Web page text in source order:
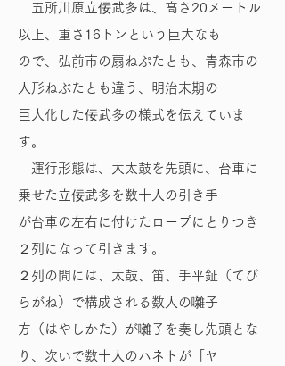
五所川原立佞武多は、高さ20メートル
以上、重さ16トンという巨大なも
ので、弘前市の扇ねぷたとも、青森市の
人形ねぶたとも違う、明治末期の
巨大化した佞武多の様式を伝えていま
す。
運行形態は、大太鼓を先頭に、台車に
乗せた立佞武多を数十人の引き手
が台車の左右に付けたロープにとりつき
２列になって引きます。
２列の間には、太鼓、笛、手平鉦（てび
らがね）で構成される数人の囃子
方（はやしかた）が囃子を奏し先頭とな
り、次いで数十人のハネトが「ヤ